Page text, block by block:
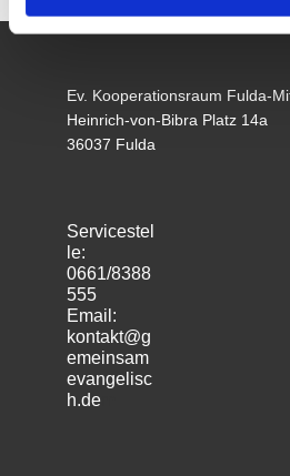
Ev. Kooperationsraum Fulda-
Heinrich-von-Bibra Platz 14a
36037 Fulda
Servicestel
le:
0661/8388
555
Email:
kontakt@g
emeinsam
evangelisc
h.de